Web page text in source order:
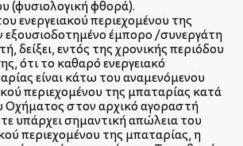
(φυσιολογική φθορά).
ενεργειακού περιεχομένου της
εξουσιοδοτημένο έμπορο /συνεργάτη
δείξει, εντός της χρονικής περιόδου
ότι το καθαρό ενεργειακό
είναι κάτω του αναμενόμενου
περιεχομένου της μπαταρίας κατά
Οχήματος στον αρχικό αγοραστή
υπάρχει σημαντική απώλεια του
περιεχομένου της μπαταρίας, η